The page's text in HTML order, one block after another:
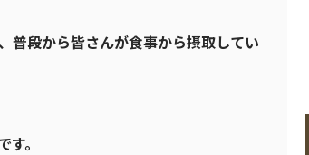
普段から皆さんが食事から摂取してい
。